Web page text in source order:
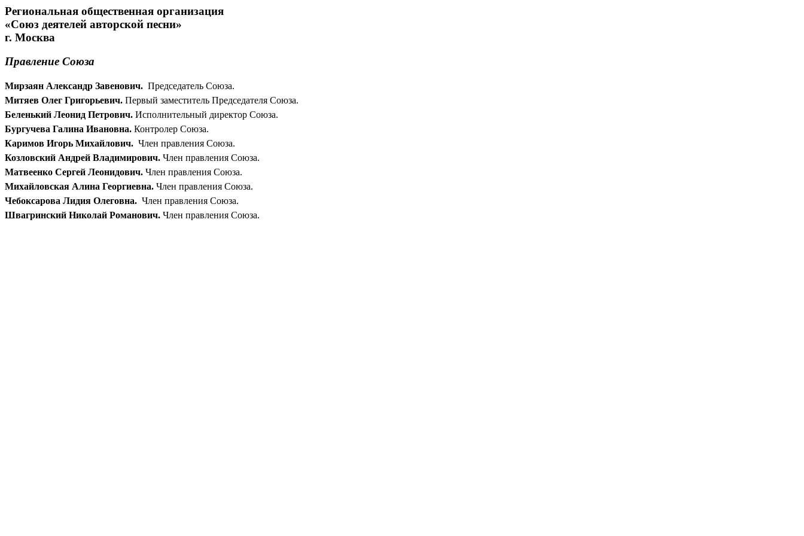
Региональная общественная организация
«Союз деятелей авторской песни»
г. Москва
Правление Союза
Мирзаян Александр Завенович. Председатель Союза.
Митяев Олег Григорьевич. Первый заместитель Председателя Союза.
Беленький Леонид Петрович. Исполнительный директор Союза.
Бургучева Галина Ивановна. Контролер Союза.
Каримов Игорь Михайлович. Член правления Союза.
Козловский Андрей Владимирович. Член правления Союза.
Матвеенко Сергей Леонидович. Член правления Союза.
Михайловская Алина Георгиевна. Член правления Союза.
Чебоксарова Лидия Олеговна. Член правления Союза.
Швагринский Николай Романович. Член правления Союза.